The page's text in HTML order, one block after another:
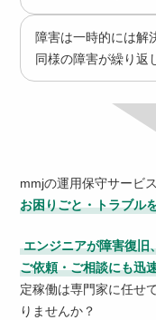
障害は一時的には解
同様の障害が繰り返
mmjの運用保守サービ
お困りごと・トラブル
エンジニアが障害復旧
ご依頼・ご相談にも迅
定稼働は専門家に任せ
りませんか？